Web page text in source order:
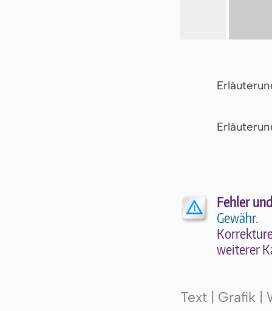
Fehler
Gewähr.
wei­te­rer
Text | Grafik |